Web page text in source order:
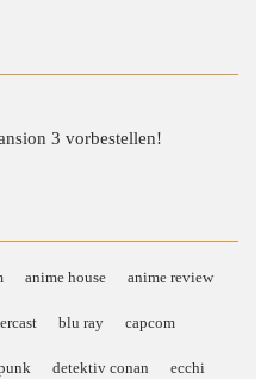
anime house anime review
blu ray capcom
detektiv conan ecchi